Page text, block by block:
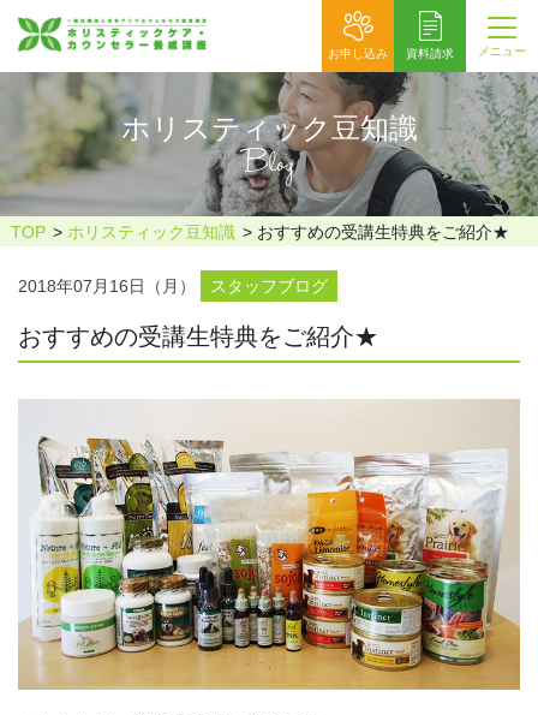
お申し込み 資料請求 メニュー
ホリスティック豆知識
Blog
TOP ホリスティック豆知識 おすすめの受講生特典をご紹介★
2018年07月16日（月） スタッフブログ
おすすめの受講生特典をご紹介★